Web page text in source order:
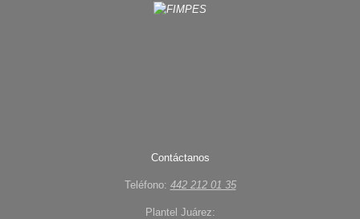
Contáctanos
Teléfono: 442 212 01 35
Plantel Juárez: